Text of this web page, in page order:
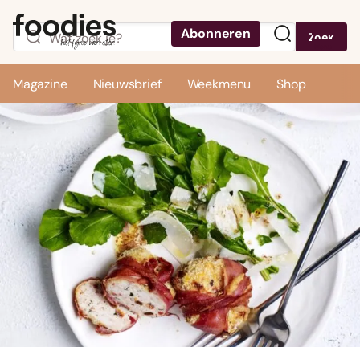
Abonneren Zoek
Magazine Nieuwsbrief Weekmenu Shop